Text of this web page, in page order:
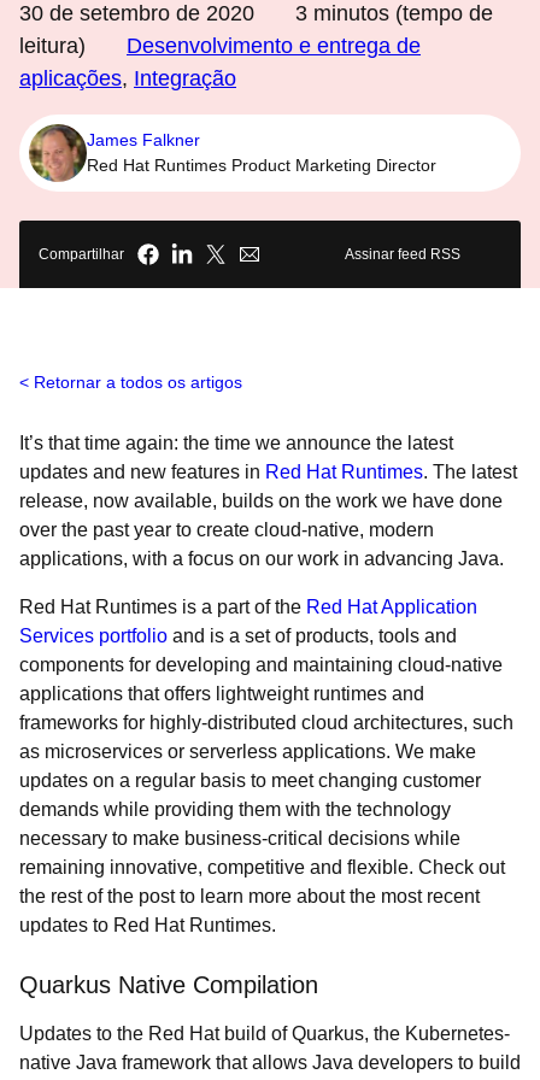
30 de setembro de 2020 3 minutos (tempo de
leitura)
Desenvolvimento e entrega de
aplicações, Integração
James Falkner
Red Hat Runtimes Product Marketing Director
Compartilhar Assinar feed RSS
Retornar a todos os artigos
It’s that time again: the time we announce the latest
updates and new features in Red Hat Runtimes. The latest
release, now available, builds on the work we have done
over the past year to create cloud-native, modern
applications, with a focus on our work in advancing Java.
Red Hat Runtimes is a part of the Red Hat Application
Services portfolio and is a set of products, tools and
components for developing and maintaining cloud-native
applications that offers lightweight runtimes and
frameworks for highly-distributed cloud architectures, such
as microservices or serverless applications. We make
updates on a regular basis to meet changing customer
demands while providing them with the technology
necessary to make business-critical decisions while
remaining innovative, competitive and flexible. Check out
the rest of the post to learn more about the most recent
updates to Red Hat Runtimes.
Quarkus Native Compilation
Updates to the Red Hat build of Quarkus, the Kubernetes-
native Java framework that allows Java developers to build